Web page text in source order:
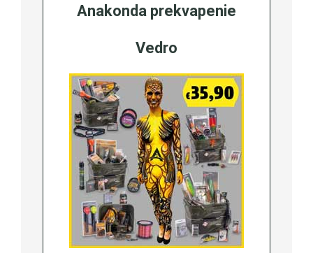
Anakonda prekvapenie
Vedro